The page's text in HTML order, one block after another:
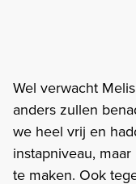
Wel verwacht
anders zullen
we heel vrij en
instapniveau,
te maken. Ook